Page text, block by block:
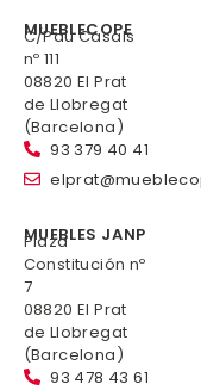
MUEBLECOPE
C/Pau Casals
nº 111
08820 El Prat
de Llobregat
(Barcelona)
93 379 40 41
MUEBLES JANP
Plaza
Constitución nº
7
08820 El Prat
de Llobregat
(Barcelona)
93 478 43 61